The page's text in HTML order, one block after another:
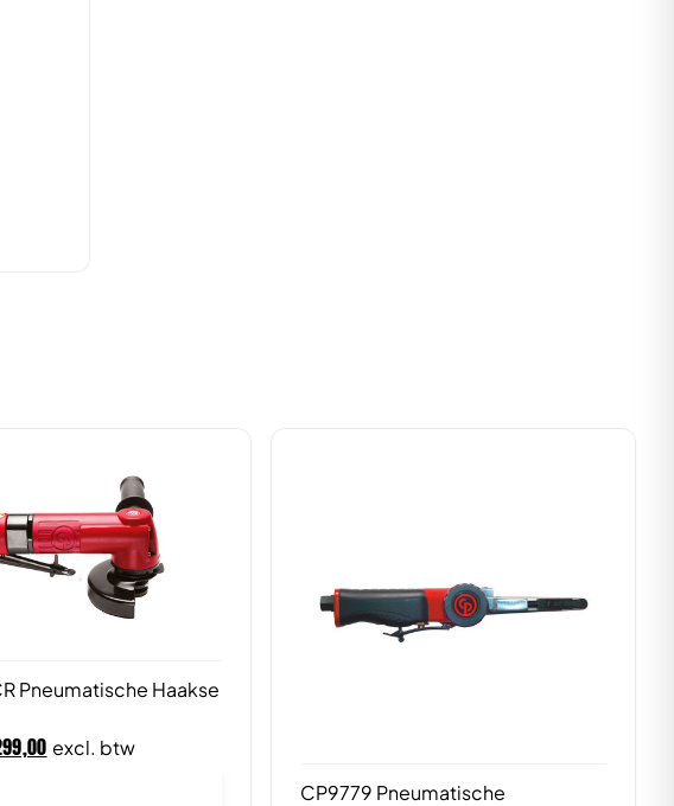
Pneumatische Haakse
excl. btw
CP9779 Pneumatische